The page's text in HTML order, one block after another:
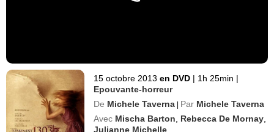
15 octobre 2013 en DVD | 1h 25min |
Epouvante-horreur
De Michele Taverna | Par Michele Taverna
Avec Mischa Barton Rebecca De Mornay
Julianne Michelle